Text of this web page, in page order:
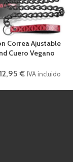
Correa Ajustable
Cuero Vegano
12,95€ IVA incluido